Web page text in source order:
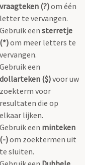
vraagteken (?)om één
letter te vervangen.
Gebruik een sterretje
(*)om meer letters te
vervangen.
Gebruik een
dollarteken ($)voor uw
zoekterm voor
resultaten die op
elkaar lijken.
Gebruik een minteken
(-)om zoektermen uit
te sluiten.